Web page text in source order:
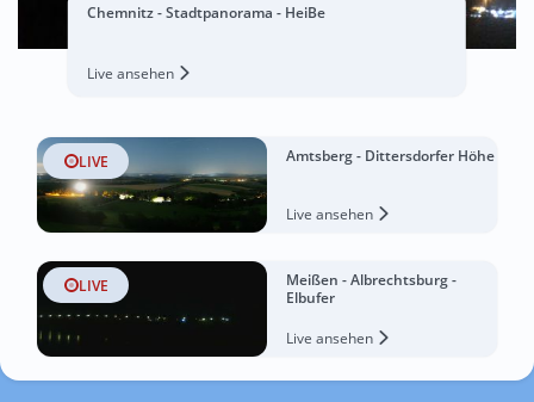
Chemnitz - Stadtpanorama - HeiBe
Live ansehen
LIVE Amtsberg - Dittersdorfer Höhe
Live ansehen
LIVE
Meißen - Albrechtsburg -
Elbufer
Live ansehen